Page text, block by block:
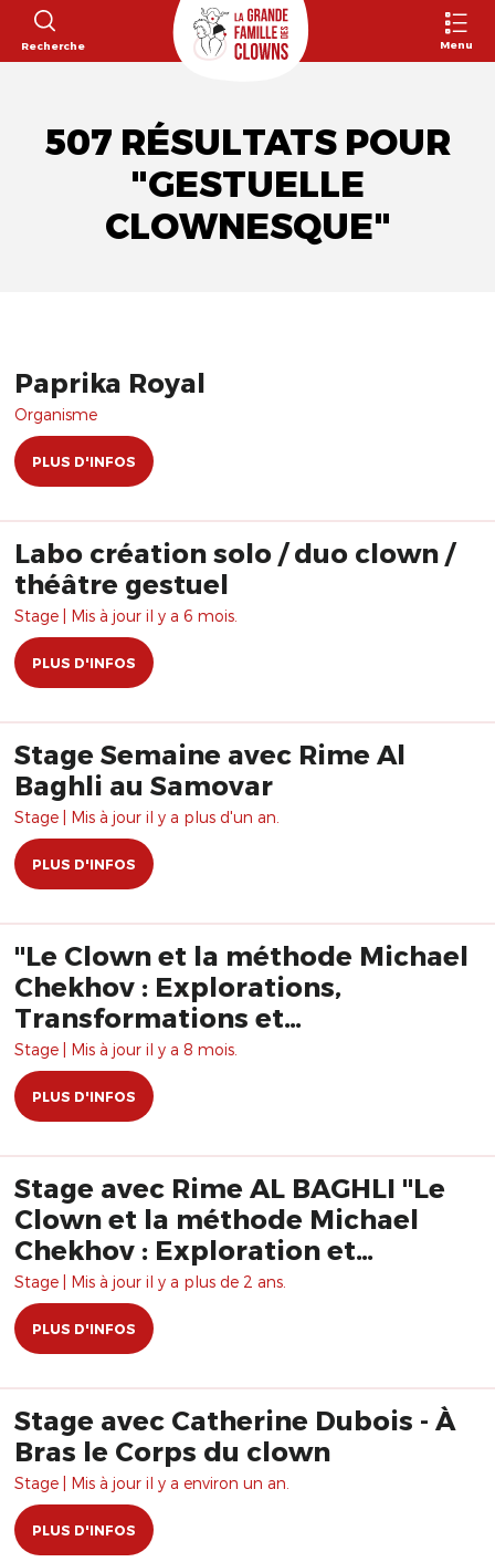
Recherche Menu
507 RÉSULTATS POUR
"GESTUELLE
CLOWNESQUE"
Paprika Royal
Organisme
PLUS D'INFOS
Labo création solo / duo clown /
théâtre gestuel
Stage | Mis à jour il y a 6 mois.
PLUS D'INFOS
Stage Semaine avec Rime Al
Baghli au Samovar
Stage | Mis à jour il y a plus d'un an.
PLUS D'INFOS
"Le Clown et la méthode Michael
Chekhov : Explorations,
Transformations et
Rayonnement" avec Rime Al
Baghli
Stage | Mis à jour il y a 8 mois.
PLUS D'INFOS
Stage avec Rime AL BAGHLI "Le
Clown et la méthode Michael
Chekhov : Exploration et
Rayonnement"
Stage | Mis à jour il y a plus de 2 ans.
PLUS D'INFOS
Stage avec Catherine Dubois - À
Bras le Corps du clown
Stage | Mis à jour il y a environ un an.
PLUS D'INFOS